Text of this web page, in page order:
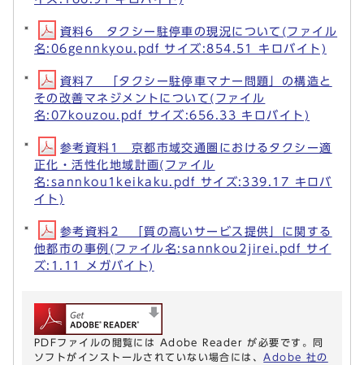
資料6 タクシー駐停車の現況について(ファイル
名:06gennkyou.pdf サイズ:854.51 キロバイト)
資料7 「タクシー駐停車マナー問題」の構造と
その改善マネジメントについて(ファイル
名:07kouzou.pdf サイズ:656.33 キロバイト)
参考資料1 京都市域交通圏におけるタクシー適
正化・活性化地域計画(ファイル
名:sannkou1keikaku.pdf サイズ:339.17 キロバ
イト)
参考資料2 「質の高いサービス提供」に関する
他都市の事例(ファイル名:sannkou2jirei.pdf サイ
ズ:1.11 メガバイト)
PDFファイルの閲覧には Adobe Reader が必要です。同
ソフトがインストールされていない場合には、 Adobe 社の